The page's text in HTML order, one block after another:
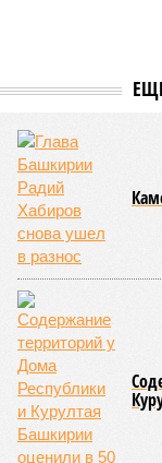
Башкирии о
строительством
Помимо основной
начислении
средствами и
концессионного
БКК была создана
правительства
крупного
строительства
рублей,пишет
работ выступало
впоследствии
Согласно
получила право